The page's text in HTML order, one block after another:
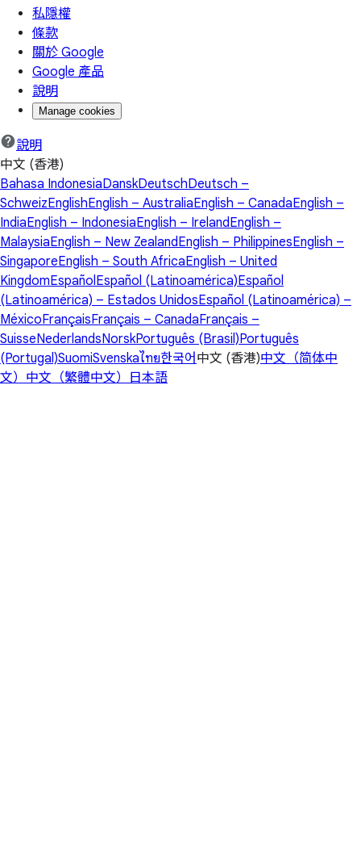
私隱權
條款
關於 Google
Google 產品
說明
Manage cookies
說明
中文 (香港)
Bahasa IndonesiaDanskDeutschDeutsch –
SchweizEnglishEnglish – AustraliaEnglish – CanadaEnglish –
IndiaEnglish – IndonesiaEnglish – IrelandEnglish –
MalaysiaEnglish – New ZealandEnglish – PhilippinesEnglish –
SingaporeEnglish – South AfricaEnglish – United
KingdomEspañol Español (Latinoamérica)Español
(Latinoamérica) – Estados UnidosEspañol (Latinoamérica) –
MéxicoFrançaisFrançais – CanadaFrançais –
SuisseNederlandsNorskPortuguês (Brasil)Português
(Portugal)SuomiSvenskaไทย한국어 中文 (香港)中文（简体中
文） 中文（繁體中文） 日本語